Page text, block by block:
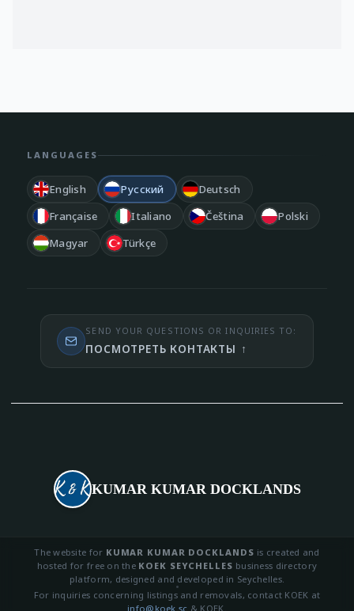
LANGUAGES
English Русский
Deutsch
Française
Italiano Čeština
Polski
Magyar
Türkçe
SEND YOUR QUESTIONS OR INQUIRIES TO:
ПОСМОТРЕТЬ КОНТАКТЫ ↑
KUMAR KUMAR DOCKLANDS
The website for KUMAR KUMAR DOCKLANDS is created and
hosted for free on the KOEK SEYCHELLES business directory
platform, designed and developed in Seychelles.
For inquiries concerning listings and removals, contact KOEK at
info@koek.sc & KOEK